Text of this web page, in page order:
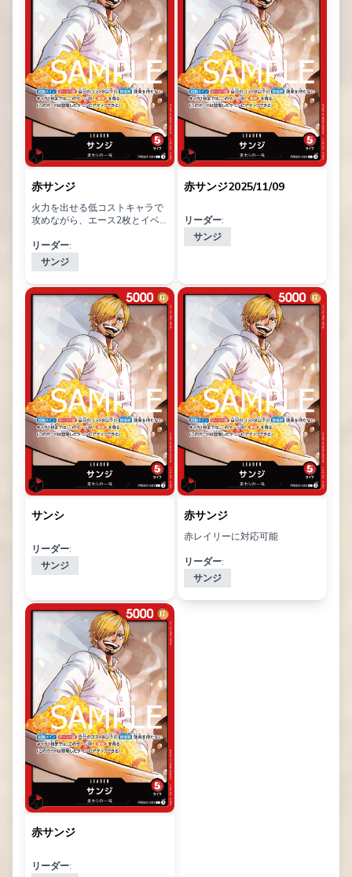
赤サンジ
火力を出せる低コストキャラで
攻めながら、エース2枚とイベ
+2000×16枚構成で守りを安定
化。 低コスト構成の利点 ①速
攻+手数の豊富さで攻めを安定
化&展開が読まれにくい ②KO
されてもコストの損害が低い
③キャラに攻撃が散れば2コス
サンジのライフコスト確保に繋
りにアドリブ勝負に負けると弱
い。 ②手札供給が少ないので
弾切れすると一気に負ける。
リーダー:
サンジ
赤サンジ2025/11/09
リーダー:
サンジ
サンシ
リーダー:
サンジ
赤サンジ
赤レイリーに対応可能
リーダー:
サンジ
赤サンジ
リーダー: